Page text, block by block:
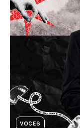
VOCES